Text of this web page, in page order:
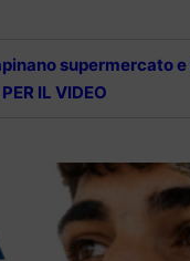
supermercato
IL VIDEO